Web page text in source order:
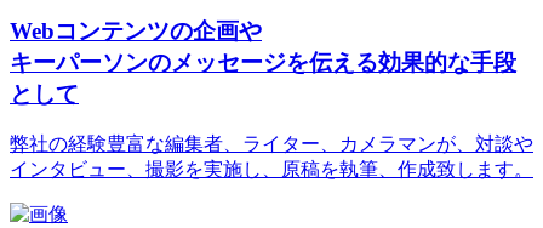
Webコンテンツの企画や
キーパーソンのメッセージを伝える効果的な手段
として
弊社の経験豊富な編集者、ライター、カメラマンが、対談や
インタビュー、撮影を実施し、原稿を執筆、作成致します。